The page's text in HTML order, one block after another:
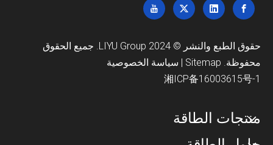
حقوق الطبع والنشر © 2024 LIYU Group. جميع الحقوق
محفوظة. Sitemap
| سياسة الخصوصية
湘ICP备16003615号-1
منتجات الطاقة